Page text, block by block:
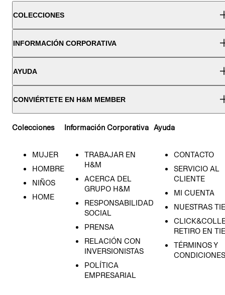
COLECCIONES
INFORMACIÓN CORPORATIVA
AYUDA
CONVIÉRTETE EN H&M MEMBER
Colecciones
MUJER
HOMBRE
NIÑOS
HOME
Información Corporativa
TRABAJAR EN
H&M
ACERCA DEL
GRUPO H&M
RESPONSABILIDAD
SOCIAL
PRENSA
RELACIÓN CON
INVERSIONISTAS
POLÍTICA
EMPRESARIAL
Ayuda
CONTACTO
SERVICIO AL
CLIENTE
MI CUENTA
NUESTRAS
RETIRO EN
TÉRMINOS Y
CONDICIONES